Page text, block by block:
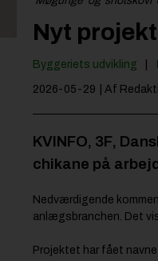
Nyt
Byggeriets udvikling
2026-05-29 | Af
KVINFO, 3F,
chikane på
Nedværdigende
anlægsbranchen. Det
Projektet har fået